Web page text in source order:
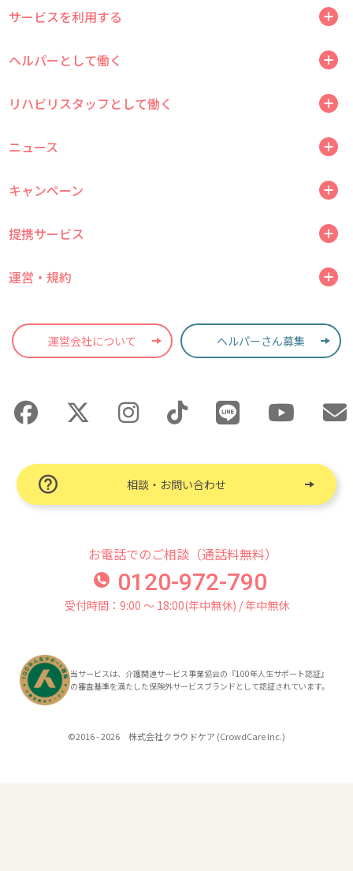
サービスを利用する
ヘルパーとして働く
リハビリスタッフとして働く
ニュース
キャンペーン
提携サービス
運営・規約
運営会社について ヘルパーさん募集
相談・お問い合わせ
お電話でのご相談（通話料無料）
0120-972-790
受付時間：9:00 〜 18:00(年中無休) / 年中無休
当サービスは、介護関連サービス事業協会の『100年人生サポート認証』
の審査基準を満たした保険外サービスブランドとして認証されています。
©2016 - 2026 株式会社クラウドケア (CrowdCare Inc.)